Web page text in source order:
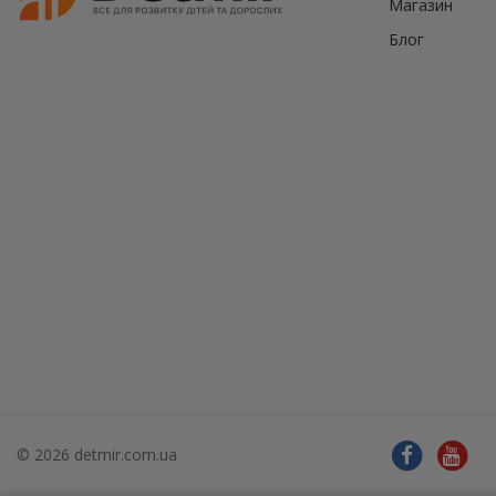
Магазин
Блог
© 2026 detmir.com.ua